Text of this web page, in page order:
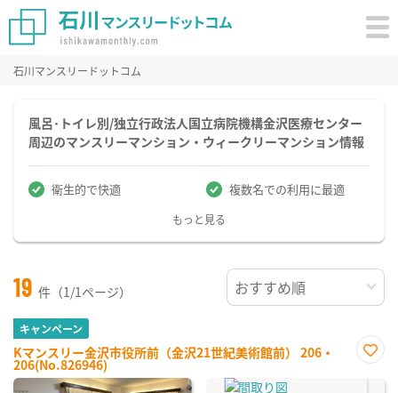
石川マンスリードットコム
風呂･トイレ別/独立行政法人国立病院機構金沢医療センター
周辺のマンスリーマンション・ウィークリーマンション情報
衛生的で快適 複数名での利用に最適
もっと見る
19 件（1/1ページ）
キャンペーン
Kマンスリー金沢市役所前（金沢21世紀美術館前） 206・
206(No.826946)
に入